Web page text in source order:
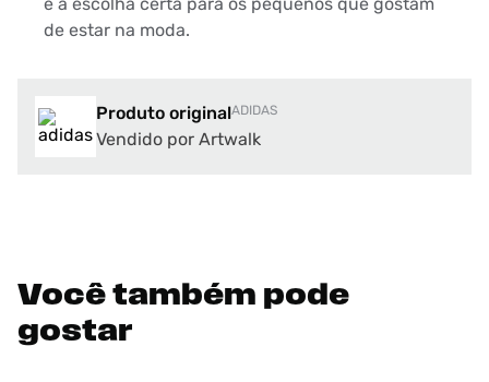
de estar na moda.
Produto originalADIDAS
Vendido por Artwalk
Você também pode
gostar